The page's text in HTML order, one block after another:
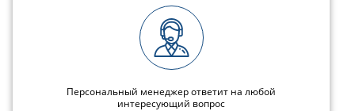
Персональный менеджер ответит на любой
интересующий вопрос